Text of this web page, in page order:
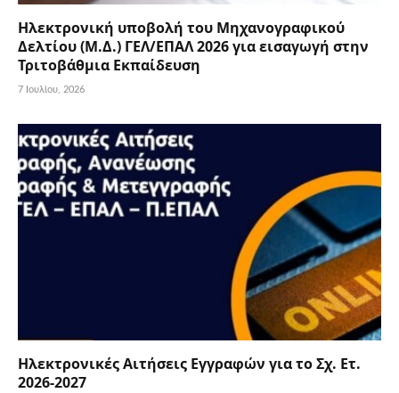
Ηλεκτρονική υποβολή του Μηχανογραφικού
Δελτίου (Μ.Δ.) ΓΕΛ/ΕΠΑΛ 2026 για εισαγωγή στην
Τριτοβάθμια Εκπαίδευση
7 Ιουλίου, 2026
Ηλεκτρονικές Αιτήσεις Εγγραφών για το Σχ. Ετ.
2026-2027